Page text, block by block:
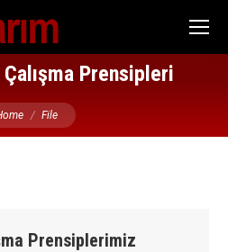
Çalışma Prensipleri
are here:
File
Prensiplerimiz